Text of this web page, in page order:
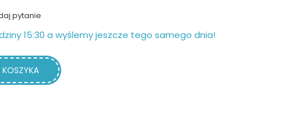
pytanie
15:30 a wyślemy jeszcze tego samego dnia!